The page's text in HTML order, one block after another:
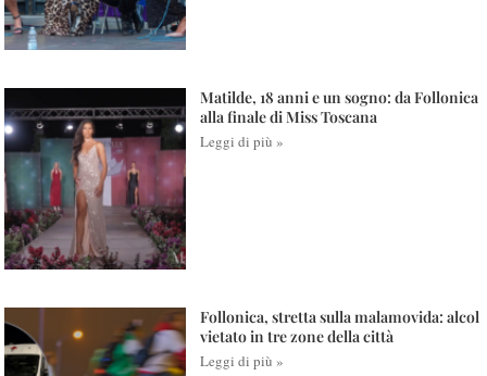
Matilde, 18 anni e un sogno: da Follonica
alla finale di Miss Toscana
Leggi di più »
Follonica, stretta sulla malamovida: alcol
vietato in tre zone della città
Leggi di più »